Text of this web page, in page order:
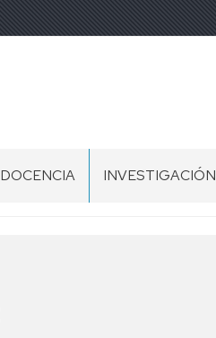
DOCENCIA INVESTIGACIÓN